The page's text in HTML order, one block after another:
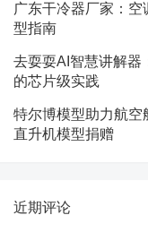
广东干冷器厂家：
型指南
去耍耍AI智慧讲解器
的芯片级实践
特尔博模型助力航空
直升机模型捐赠
近期评论